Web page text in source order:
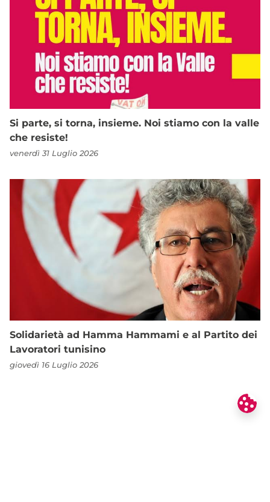
Si parte, si torna, insieme. Noi stiamo con la valle
che resiste!
venerdì 31 Luglio 2026
Solidarietà ad Hamma Hammami e al Partito dei
Lavoratori tunisino
giovedì 16 Luglio 2026